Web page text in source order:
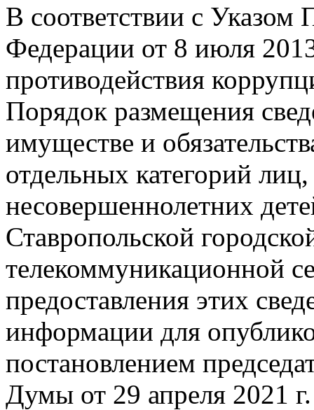
В соответствии с Указом
Федерации от 8 июля
противодействия
Порядок размещения
имуществе и
отдельных категорий
несовершеннолетних
Ставропольской
телекоммуникационной
предоставления этих
информации для
постановлением
Думы от 29 апреля 2021